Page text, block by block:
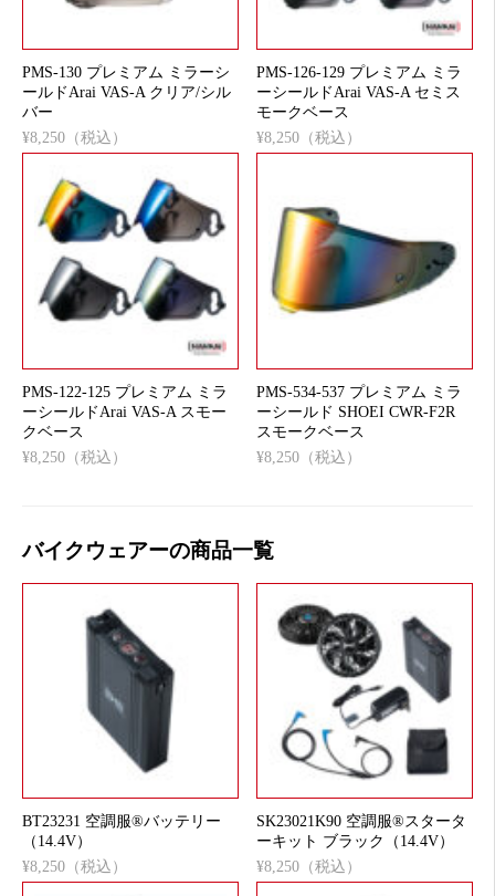
PMS-130 プレミアム ミラーシ
ールドArai VAS-A クリア/シル
バー
¥8,250（税込）
PMS-126-129 プレミアム ミラ
ーシールドArai VAS-A セミス
モークベース
¥8,250（税込）
PMS-122-125 プレミアム ミラ
ーシールドArai VAS-A スモー
クベース
¥8,250（税込）
PMS-534-537 プレミアム ミラ
ーシールド SHOEI CWR-F2R
スモークベース
¥8,250（税込）
バイクウェアーの商品一覧
BT23231 空調服®バッテリー
（14.4V）
¥8,250（税込）
SK23021K90 空調服®スタータ
ーキット ブラック（14.4V）
¥8,250（税込）